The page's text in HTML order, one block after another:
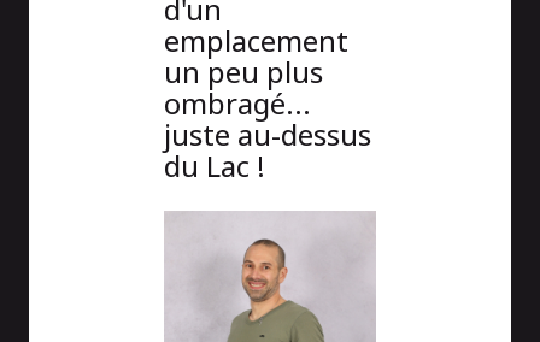
d'un
emplacement
un peu plus
ombragé...
juste au-dessus
du Lac !